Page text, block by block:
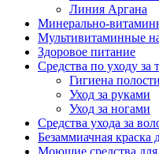
Линия Аргана
Минерально-
Мультивитаминные
Здоровое питание
Средства по уходу за
Гигиена
Уход за руками
Уход за ногами
Средства ухода за
Безаммиачная краска
Моющие средства для